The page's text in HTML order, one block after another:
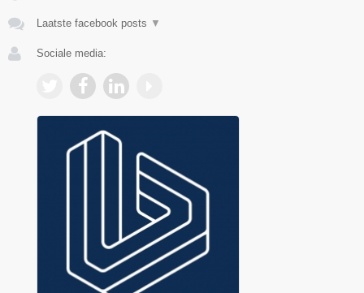
Laatste facebook posts ▼
Sociale media: